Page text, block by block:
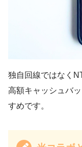
独自回線ではなく
高額キャッシュバ
すめです。